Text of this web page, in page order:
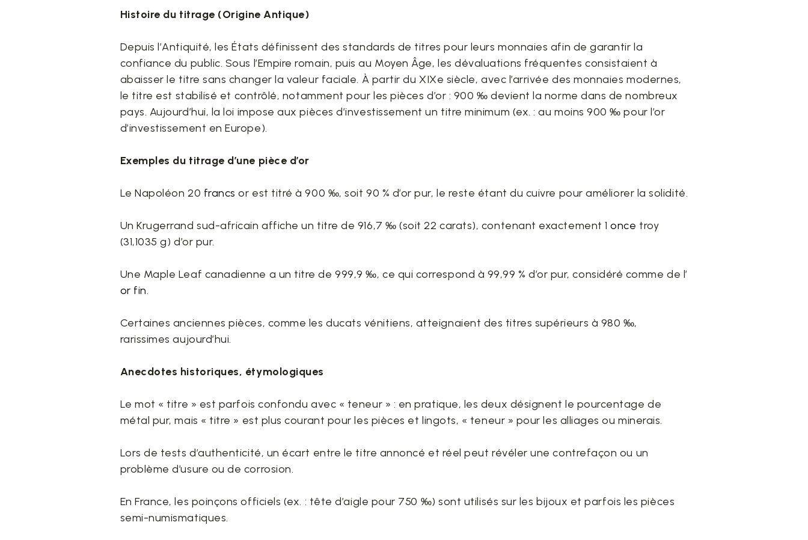
Histoire du titrage (Origine Antique)
Depuis l’Antiquité, les États définissent des standards de titres pour leurs monnaies afin de garantir la
confiance du public. Sous l’Empire romain, puis au Moyen Âge, les dévaluations fréquentes consistaient à
abaisser le titre sans changer la valeur faciale. À partir du XIXe siècle, avec l’arrivée des monnaies modernes,
le titre est stabilisé et contrôlé, notamment pour les pièces d’or : 900 ‰ devient la norme dans de nombreux
pays. Aujourd’hui, la loi impose aux pièces d’investissement un titre minimum (ex. : au moins 900 ‰ pour l’or
d’investissement en Europe).
Exemples du titrage d’une pièce d’or
Le Napoléon 20 francs or est titré à 900 ‰, soit 90 % d’or pur, le reste étant du cuivre pour améliorer la solidité.
Un Krugerrand sud-africain affiche un titre de 916,7 ‰ (soit 22 carats), contenant exactement 1once troy
(31,1035 g) d’or pur.
Une Maple Leaf canadienne a un titre de 999,9 ‰, ce qui correspond à 99,99 % d’or pur, considéré comme de l’
or fin.
Certaines anciennes pièces, comme les ducats vénitiens, atteignaient des titres supérieurs à 980 ‰,
rarissimes aujourd’hui.
Anecdotes historiques, étymologiques
Le mot « titre » est parfois confondu avec « teneur » : en pratique, les deux désignent le pourcentage de
métal pur, mais « titre » est plus courant pour les pièces et lingots, « teneur » pour les alliages ou minerais.
Lors de tests d’authenticité, un écart entre le titre annoncé et réel peut révéler une contrefaçon ou un
problème d’usure ou de corrosion.
En France, les poinçons officiels (ex. : tête d’aigle pour 750 ‰) sont utilisés sur les bijoux et parfois les pièces
semi-numismatiques.